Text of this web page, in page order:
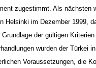
zugestimmt. Als nächsten
Helsinki im Dezember 1999,
der gültigen
wurden der Türkei
Voraussetzungen, die